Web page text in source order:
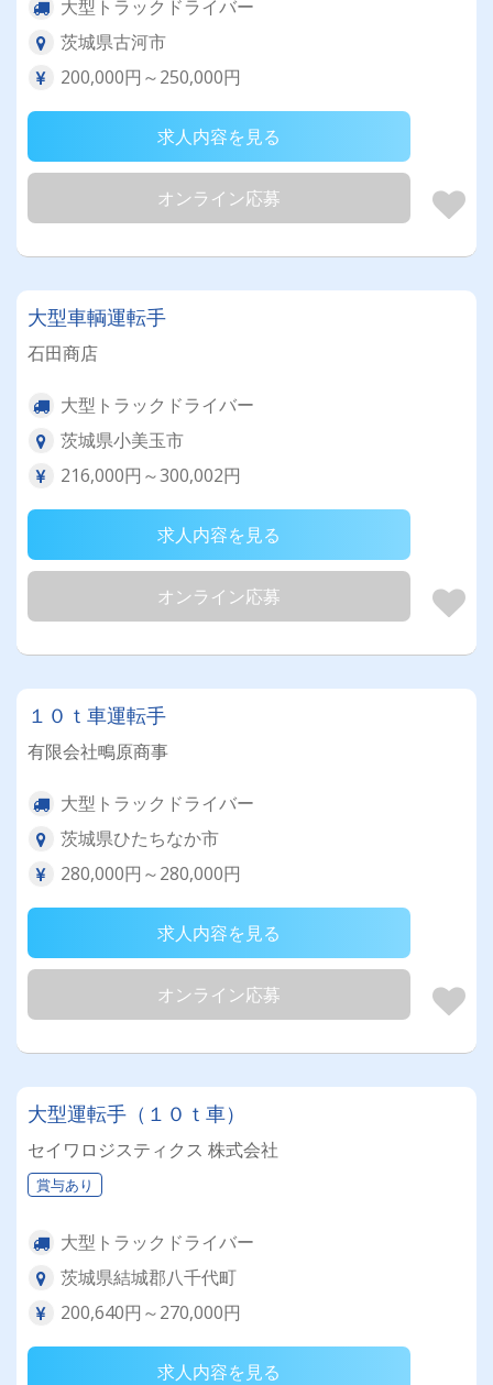
大型トラックドライバー
茨城県古河市
200,000円～250,000円
求人内容を見る
オンライン応募
大型車輌運転手
石田商店
大型トラックドライバー
茨城県小美玉市
216,000円～300,002円
求人内容を見る
オンライン応募
１０ｔ車運転手
有限会社鴫原商事
大型トラックドライバー
茨城県ひたちなか市
280,000円～280,000円
求人内容を見る
オンライン応募
大型運転手（１０ｔ車）
セイワロジスティクス 株式会社
賞与あり
大型トラックドライバー
茨城県結城郡八千代町
200,640円～270,000円
求人内容を見る